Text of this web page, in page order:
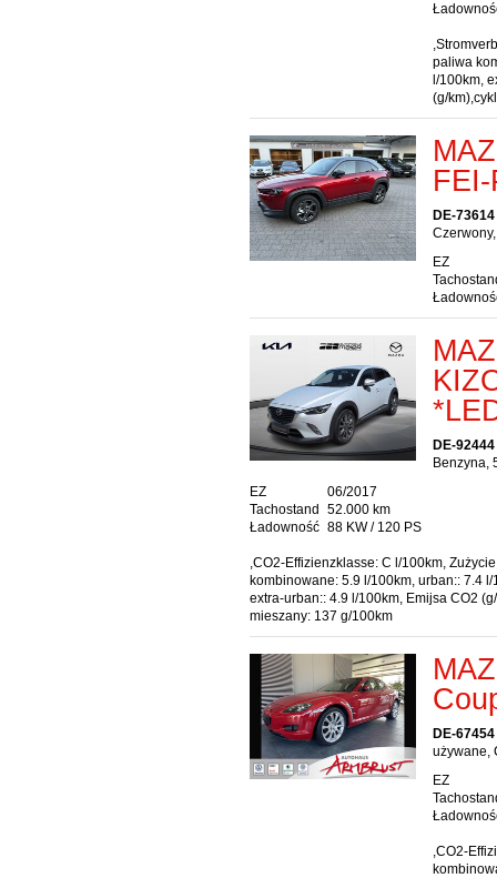
paliwa
l/100km,
(g/
DE-
EZ
DE-
Benzyna,
EZ
06/2017
Tachostand
52.000 km
Ładowność 88 KW / 120 PS
,CO2-Effizienzklasse: C l/100km,
kombinowane: 5.9 l/100km, urban:: 7.4 l/
extra-urban:: 4.9 l/100km, Emijsa CO2
mieszany: 137 g/100km
DE-
używane,
EZ
,CO2-